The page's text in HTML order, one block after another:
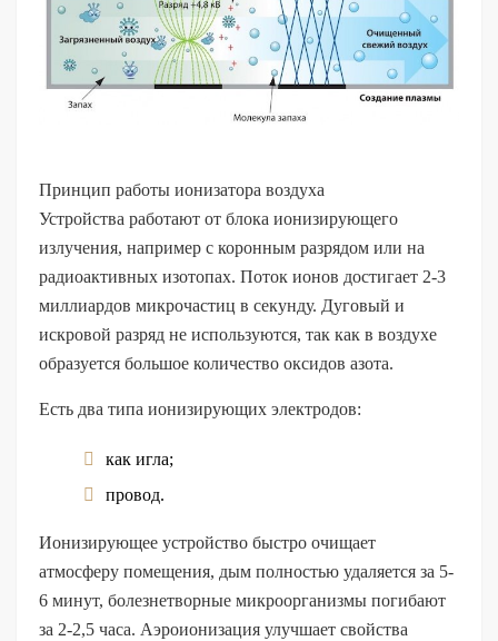
Принцип работы ионизатора воздуха
Устройства работают от блока ионизирующего
излучения, например с коронным разрядом или на
радиоактивных изотопах. Поток ионов достигает 2-3
миллиардов микрочастиц в секунду. Дуговый и
искровой разряд не используются, так как в воздухе
образуется большое количество оксидов азота.
Есть два типа ионизирующих электродов:
как игла;
провод.
Ионизирующее устройство быстро очищает
атмосферу помещения, дым полностью удаляется за 5-
6 минут, болезнетворные микроорганизмы погибают
за 2-2,5 часа. Аэроионизация улучшает свойства